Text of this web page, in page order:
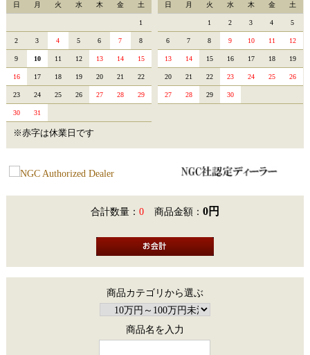
日 月 火 水 木 金 土
1
2 3 4 5 6 7 8
9 10 11 12 13 14 15
16 17 18 19 20 21 22
23 24 25 26 27 28 29
30 31
日 月 火 水 木 金 土
1 2 3 4 5
6 7 8 9 10 11 12
13 14 15 16 17 18 19
20 21 22 23 24 25 26
27 28 29 30
※赤字は休業日です
合計数量： 0 商品金額： 0円
商品カテゴリから選ぶ
商品名を入力